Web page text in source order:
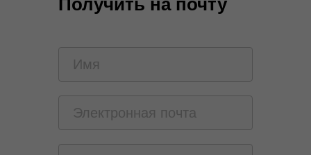
Получить на почту